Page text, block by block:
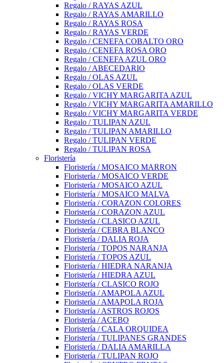
Regalo / RAYAS AZUL
Regalo / RAYAS AMARILLO
Regalo / RAYAS ROSA
Regalo / RAYAS VERDE
Regalo / CENEFA COBALTO ORO
Regalo / CENEFA ROSA ORO
Regalo / CENEFA AZUL ORO
Regalo / ABECEDARIO
Regalo / OLAS AZUL
Regalo / OLAS VERDE
Regalo / VICHY MARGARITA AZUL
Regalo / VICHY MARGARITA AMARILLO
Regalo / VICHY MARGARITA VERDE
Regalo / TULIPAN AZUL
Regalo / TULIPAN AMARILLO
Regalo / TULIPAN VERDE
Regalo / TULIPAN ROSA
Floristería
Floristería / MOSAICO MARRON
Floristería / MOSAICO VERDE
Floristería / MOSAICO AZUL
Floristería / MOSAICO MALVA
Floristería / CORAZON COLORES
Floristería / CORAZON AZUL
Floristería / CLASICO AZUL
Floristería / CEBRA BLANCO
Floristería / DALIA ROJA
Floristería / TOPOS NARANJA
Floristería / TOPOS AZUL
Floristería / HIEDRA NARANJA
Floristería / HIEDRA AZUL
Floristería / CLASICO ROJO
Floristería / AMAPOLA AZUL
Floristería / AMAPOLA ROJA
Floristería / ASTROS ROJOS
Floristería / ACEBO
Floristería / CALA ORQUIDEA
Floristería / TULIPANES GRANDES
Floristería / DALIA AMARILLA
Floristería / TULIPAN ROJO